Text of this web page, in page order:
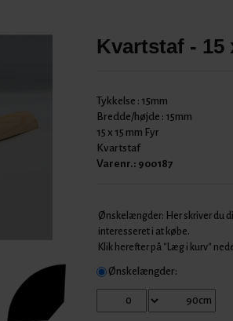
Kvartstaf - 15
Tykkelse : 15mm
Bredde/højde : 15mm
15 x 15 mm Fyr
Kvartstaf
Varenr.: 900187
Ønskelængder: Her skriver du
interesseret i at købe.
Klik herefter på "Læg i kurv"
Ønskelængder: